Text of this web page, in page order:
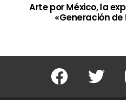
Arte por México, la
«Generación de
Facebook Twitter